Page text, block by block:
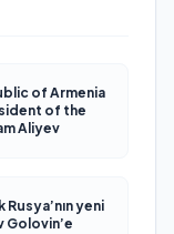
of Armenia
of the
Aliyev
yeni
Golovin’e